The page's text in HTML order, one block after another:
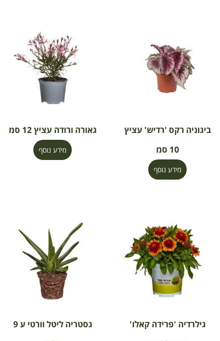
ביגוניה רקס 'רדיש' עציץ
10 סמ
מידע נוסף
גאורה ורודה עציץ 12 סמ
מידע נוסף
גילרדיה 'פרידה קאלו'
גסטריה ליטל וורטי ע 9